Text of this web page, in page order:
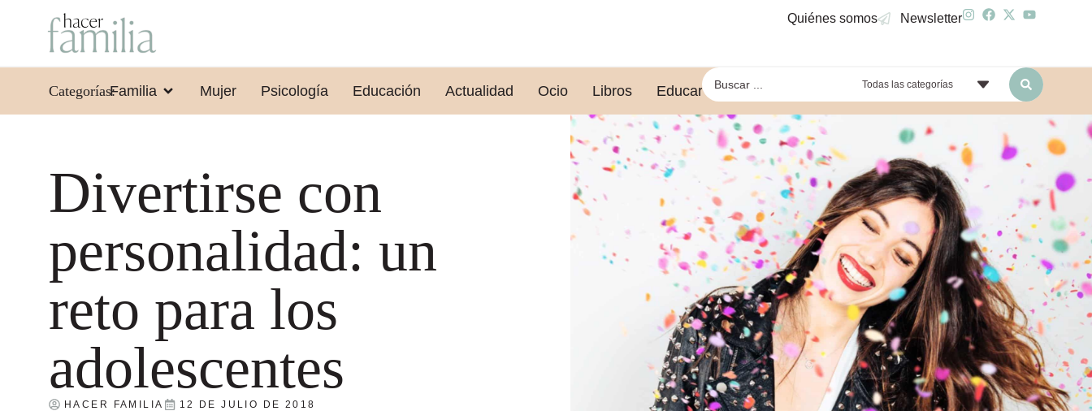
Quiénes somos Newsletter
Categorías:Familia Mujer Psicología Educación Actualidad Ocio Libros Educar leyendo Todas las categorías
Divertirse con
personalidad: un
reto para los
adolescentes
HACER FAMILIA 12 DE JULIO DE 2018